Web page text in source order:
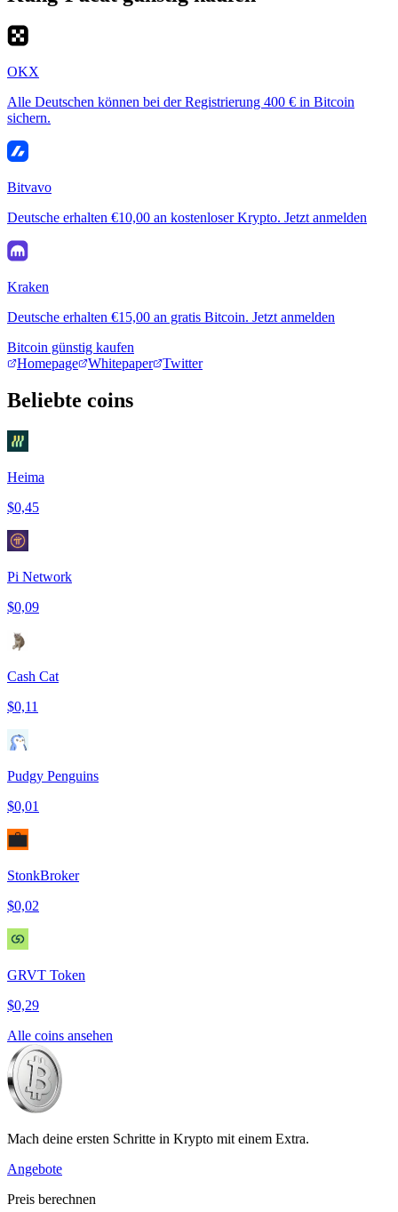
OKX
Alle Deutschen können bei der Registrierung 400 € in Bitcoin
sichern.
Bitvavo
Deutsche erhalten €10,00 an kostenloser Krypto. Jetzt anmelden
Kraken
Deutsche erhalten €15,00 an gratis Bitcoin. Jetzt anmelden
Bitcoin günstig kaufen
Homepage
Whitepaper Twitter
Beliebte coins
Heima
$0,45
Pi Network
$0,09
Cash Cat
$0,11
Pudgy Penguins
$0,01
StonkBroker
$0,02
GRVT Token
$0,29
Alle coins ansehen
Mach deine ersten Schritte in Krypto mit einem Extra.
Angebote
Preis berechnen